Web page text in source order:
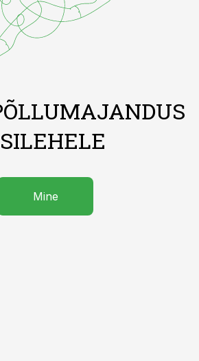
Mine